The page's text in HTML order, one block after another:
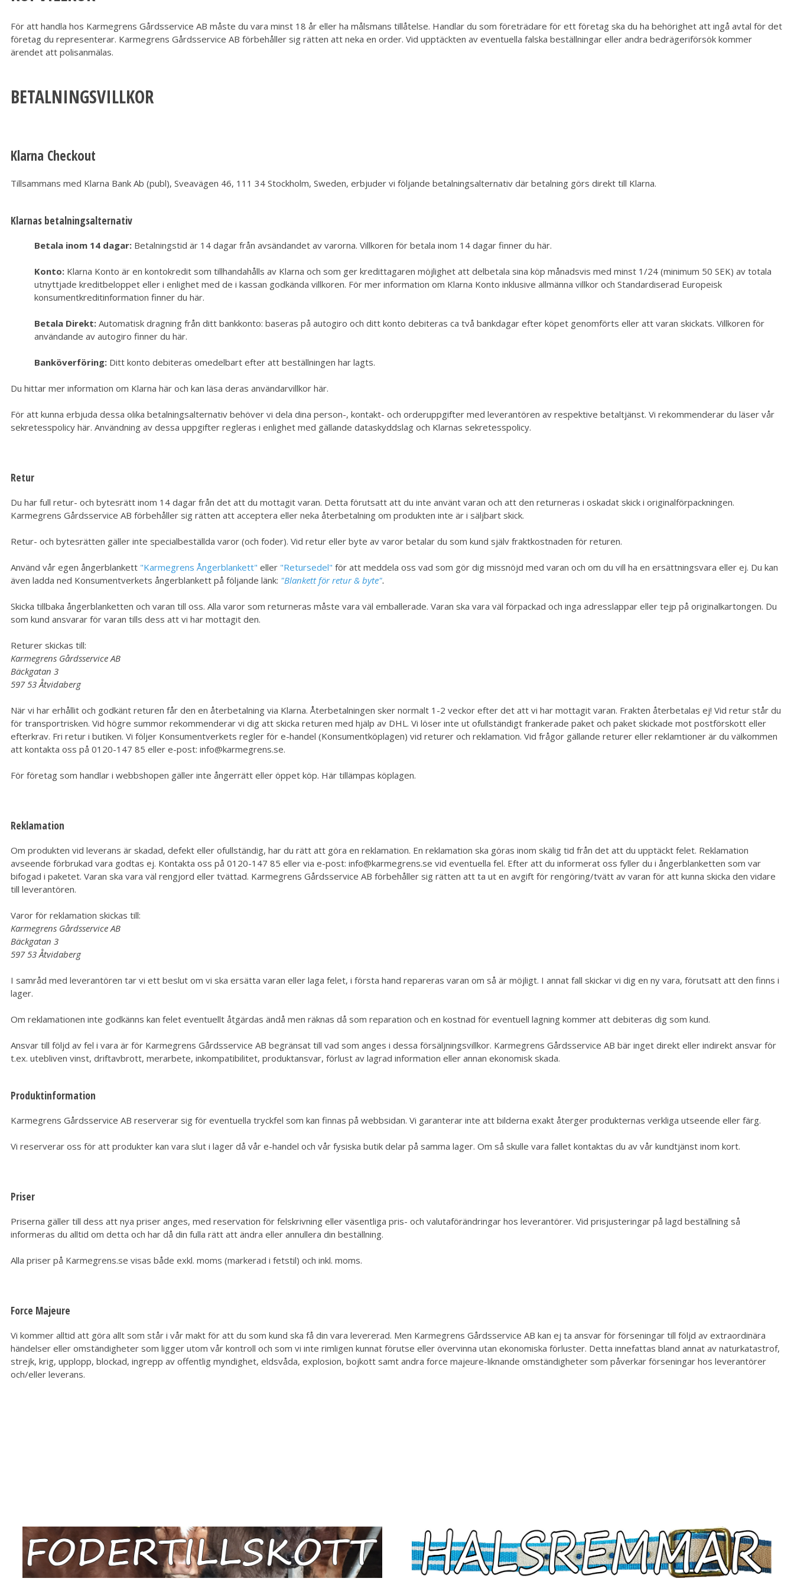
För att handla hos Karmegrens Gårdsservice AB måste du vara minst 18 år eller ha målsmans tillåtelse. Handlar du som företrädare för ett företag ska du ha behörighet att ingå avtal för det
företag du representerar. Karmegrens Gårdsservice AB förbehåller sig rätten att neka en order. Vid upptäckten av eventuella falska beställningar eller andra bedrägeriförsök kommer
ärendet att polisanmälas.
BETALNINGSVILLKOR
Klarna Checkout
Tillsammans med Klarna Bank Ab (publ), Sveavägen 46, 111 34 Stockholm, Sweden, erbjuder vi följande betalningsalternativ där betalning görs direkt till Klarna.
Klarnas betalningsalternativ
Betala inom 14 dagar: Betalningstid är 14 dagar från avsändandet av varorna. Villkoren för betala inom 14 dagar finner duhär.
Konto: Klarna Konto är en kontokredit som tillhandahålls av Klarna och som ger kredittagaren möjlighet att delbetala sina köp månadsvis med minst 1/24 (minimum 50 SEK) av totala
utnyttjade kreditbeloppet eller i enlighet med de i kassan godkända villkoren. För mer information om Klarna Konto inklusiveallmännavillkor och Standardiserad Europeisk
konsumentkreditinformation finner duhär.
Betala Direkt:Automatisk dragning från ditt bankkonto: baseras på autogiro och ditt konto debiteras ca två bankdagar efter köpet genomförts eller att varan skickats. Villkoren för
användande av autogiro finner duhär.
Banköverföring: Ditt konto debiteras omedelbart efter att beställningen har lagts.
Du hittar mer information om Klarnahär och kan läsa deras användarvillkorhär.
För att kunna erbjuda dessa olika betalningsalternativ behöver vi dela dina person-, kontakt- och orderuppgifter med leverantören av respektive betaltjänst. Vi rekommenderar du läser vår
sekretesspolicyhär. Användning av dessa uppgifter regleras i enlighet med gällande dataskyddslag och Klarnassekretesspolicy.
Retur
Du har full retur- och bytesrätt inom 14 dagar från det att du mottagit varan. Detta förutsatt att du inte använt varan och att den returneras i oskadat skick i originalförpackningen.
Karmegrens Gårdsservice AB förbehåller sig rätten att acceptera eller neka återbetalning om produkten inte är i säljbart skick.
Retur- och bytesrätten gäller inte specialbeställda varor (och foder). Vid retur eller byte av varor betalar du som kund själv fraktkostnaden för returen.
Använd vår egen ångerblankett "Karmegrens Ångerblankett" eller "Retursedel" för att meddela oss vad som gör dig missnöjd med varan och om du vill ha en ersättningsvara eller ej. Du kan
även ladda ned Konsumentverkets ångerblankett på följande länk: "Blankett för retur & byte".
Skicka tillbaka ångerblanketten och varan till oss. Alla varor som returneras måste vara väl emballerade. Varan ska vara väl förpackad och inga adresslappar eller tejp på originalkartongen. Du
som kund ansvarar för varan tills dess att vi har mottagit den.
Returer skickas till:
Karmegrens Gårdsservice AB
Bäckgatan 3
597 53 Åtvidaberg
När vi har erhållit och godkänt returen får den en återbetalning via Klarna. Återbetalningen sker normalt 1-2 veckor efter det att vi har mottagit varan. Frakten återbetalas ej!Vid retur står du
för transportrisken. Vid högre summor rekommenderar vi dig att skicka returen med hjälp av DHL.Vi löser inte ut ofullständigt frankerade paket och paket skickade mot postförskott eller
efterkrav. Fri retur i butiken.Vi följer Konsumentverkets regler för e-handel (Konsumentköplagen) vid returer och reklamation.Vid frågor gällande returer eller reklamtioner är du välkommen
att kontakta oss på 0120-147 85 eller e-post:info@karmegrens.se.
För företag som handlar i webbshopen gäller inte ångerrätt eller öppet köp. Här tillämpas köplagen.
Reklamation
Om produkten vid leverans är skadad, defekt eller ofullständig, har du rätt att göra en reklamation. En reklamation ska göras inom skälig tid från det att du upptäckt felet. Reklamation
avseende förbrukad vara godtas ej. Kontakta oss på 0120-147 85 eller via e-post:info@karmegrens.se vid eventuella fel. Efter att du informerat oss fyller du i ångerblanketten som var
bifogad i paketet. Varan ska vara väl rengjord eller tvättad. Karmegrens Gårdsservice AB förbehåller sig rätten att ta ut en avgift för rengöring/tvätt av varan för att kunna skicka den vidare
till leverantören.
Varor för reklamation skickas till:
Karmegrens Gårdsservice AB
Bäckgatan 3
597 53 Åtvidaberg
I samråd med leverantören tar vi ett beslut om vi ska ersätta varan eller laga felet, i första hand repareras varan om så är möjligt. I annat fall skickar vi dig en ny vara, förutsatt att den finns i
lager.
Om reklamationen inte godkänns kan felet eventuellt åtgärdas ändå men räknas då som reparation och en kostnad för eventuell lagning kommer att debiteras dig som kund.
Ansvar till följd av fel i vara är för Karmegrens Gårdsservice AB begränsat till vad som anges i dessa försäljningsvillkor. Karmegrens Gårdsservice AB bär inget direkt eller indirekt ansvar för
t.ex. utebliven vinst, driftavbrott, merarbete, inkompatibilitet, produktansvar, förlust av lagrad information eller annan ekonomisk skada.
Produktinformation
Karmegrens Gårdsservice AB reserverar sig för eventuella tryckfel som kan finnas på webbsidan. Vi garanterar inte att bilderna exakt återger produkternas verkliga utseende eller färg.
Vi reserverar oss för att produkter kan vara slut i lager då vår e-handel och vår fysiska butik delar på samma lager. Om så skulle vara fallet kontaktas du av vår kundtjänst inom kort.
Priser
Priserna gäller till dess att nya priser anges, med reservation för felskrivning eller väsentliga pris- och valutaförändringar hos leverantörer. Vid prisjusteringar på lagd beställning så
informeras du alltid om detta och har då din fulla rätt att ändra eller annullera din beställning.
Alla priser på Karmegrens.se visas både exkl. moms (markerad i fetstil) och inkl. moms.
Force Majeure
Vi kommer alltid att göra allt som står i vår makt för att du som kund ska få din vara levererad. Men Karmegrens Gårdsservice AB kan ej ta ansvar för förseningar till följd av extraordinära
händelser eller omständigheter som ligger utom vår kontroll och som vi inte rimligen kunnat förutse eller övervinna utan ekonomiska förluster. Detta innefattas bland annat av naturkatastrof,
strejk, krig, upplopp, blockad, ingrepp av offentlig myndighet, eldsvåda, explosion, bojkott samt andra force majeure-liknande omständigheter som påverkar förseningar hos leverantörer
och/eller leverans.